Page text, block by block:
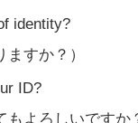
identity?
ますか？）
ID?
もよろしいですか